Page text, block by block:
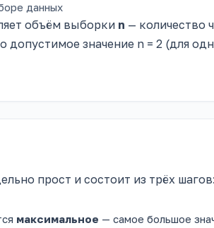
данных
объём выборки n — количество
значение n = 2 (для
прост и состоит из трёх шагов:
максимальное — самое большое